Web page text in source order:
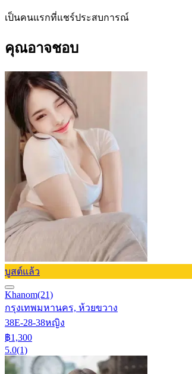
เป็นคนแรกที่แชร์ประสบการณ์
คุณอาจชอบ
บูสต์แล้ว
Khanom(21)
กรุงเทพมหานคร, ห้วยขวาง
38E-28-38หญิง
฿1,300
5.0(1)